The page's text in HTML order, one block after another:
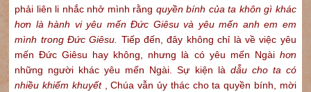
phải liên li nhắc nhở mình rằng quyền bính của ta khôn gì khác
hơn là hành vi yêu mến Đức Giêsu và yêu mến anh em em
mình trong Đức Giêsu. Tiếp đến, đây không chỉ là về việc yêu
mến Đức Giêsu hay không, nhưng là có yêu mến Ngài hơn
những người khác yêu mến Ngài. Sự kiện là dẫu cho ta có
nhiều khiếm khuyết
, Chúa vẫn ủy thác cho ta quyền bính, mời